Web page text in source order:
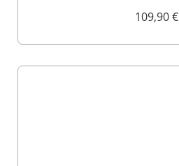
109,90 €